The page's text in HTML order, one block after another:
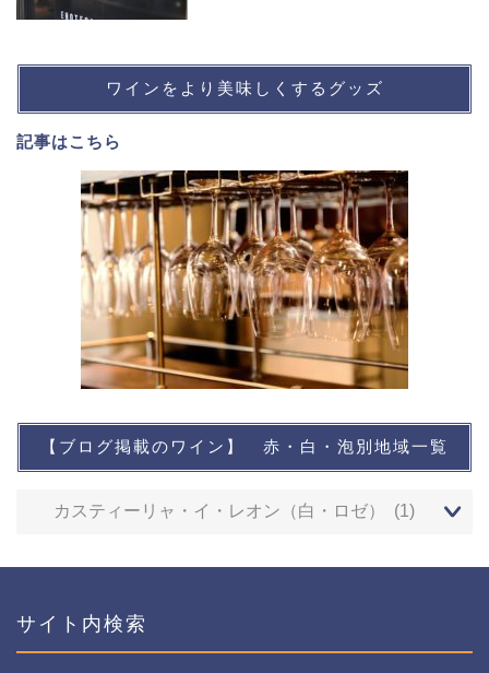
ワインをより美味しくするグッズ
記事はこちら
【ブログ掲載のワイン】 赤・白・泡別地域一覧
サイト内検索
想い出に残るワイン
レストランなど